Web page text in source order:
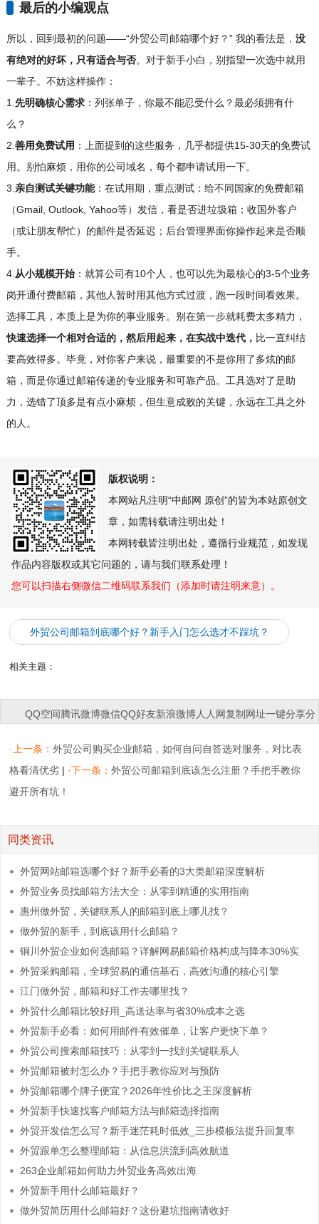
最后的小编观点
所以，回到最初的问题——“外贸公司邮箱哪个好？” 我的看法是， 没
有绝对的好坏，只有适合与否。对于新手小白，别指望一次选中就用
一辈子。不妨这样操作：
1. 先明确核心需求：列张单子，你最不能忍受什么？最必须拥有什
么？
2. 善用免费试用 ：上面提到的这些服务，几乎都提供15-30天的免费试
用。别怕麻烦，用你的公司域名，每个都申请试用一下。
3. 亲自测试关键功能：在试用期，重点测试：给不同国家的免费邮箱
（Gmail, Outlook, Yahoo等）发信，看是否进垃圾箱；收国外客户
（或让朋友帮忙）的邮件是否延迟；后台管理界面你操作起来是否顺
手。
4. 从小规模开始：就算公司有10个人，也可以先为最核心的3-5个业务
岗开通付费邮箱，其他人暂时用其他方式过渡，跑一段时间看效果。
选择工具，本质上是为你的事业服务。别在第一步就耗费太多精力，
快速选择一个相对合适的，然后用起来，在实战中迭代， 比一直纠结
要高效得多。毕竟，对你客户来说，最重要的不是你用了多炫的邮
箱，而是你通过邮箱传递的专业服务和可靠产品。工具选对了是助
力，选错了顶多是有点小麻烦，但生意成败的关键，永远在工具之外
的人。
版权说明：
本网站凡注明“中邮网 原创”的皆为本站原创文
章，如需转载请注明出处！
本网转载皆注明出处，遵循行业规范，如发现
作品内容版权或其它问题的，请与我们联系处理！
您可以扫描右侧微信二维码联系我们（添加时请注明来意）。
外贸公司邮箱到底哪个好？新手入门怎么选才不踩坑？
相关主题：
QQ空间腾讯微博微信QQ好友新浪微博人人网复制网址一键分享分
·上一条：外贸公司购买企业邮箱，如何自问自答选对服务，对比表
格看清优劣 | ·下一条：外贸公司邮箱到底该怎么注册？手把手教你
避开所有坑！
同类资讯
外贸网站邮箱选哪个好？新手必看的3大类邮箱深度解析
外贸业务员找邮箱方法大全：从零到精通的实用指南
惠州做外贸，关键联系人的邮箱到底上哪儿找？
做外贸的新手，到底该用什么邮箱？
铜川外贸企业如何选邮箱？详解网易邮箱价格构成与降本30%实
战方案
外贸采购邮箱，全球贸易的通信基石，高效沟通的核心引擎
江门做外贸，邮箱和好工作去哪里找？
外贸什么邮箱比较好用_高送达率与省30%成本之选
外贸新手必看：如何用邮件有效催单，让客户更快下单？
外贸公司搜索邮箱技巧：从零到一找到关键联系人
外贸邮箱被封怎么办？手把手教你应对与预防
外贸邮箱哪个牌子便宜？2026年性价比之王深度解析
外贸新手快速找客户邮箱方法与邮箱选择指南
外贸开发信怎么写？新手迷茫耗时低效_三步模板法提升回复率
至15%
外贸跟单怎么整理邮箱：从信息洪流到高效航道
263企业邮箱如何助力外贸业务高效出海
外贸新手用什么邮箱最好？
做外贸简历用什么邮箱好？这份避坑指南请收好